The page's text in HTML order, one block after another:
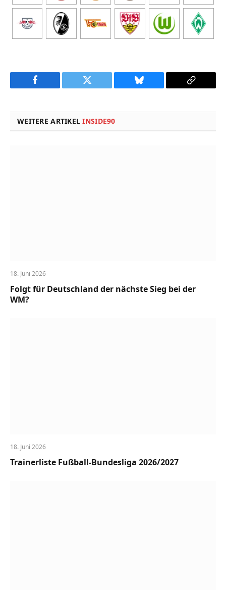
Facebook Twitter Bluesky
Copy
WEITERE ARTIKELINSIDE90
18. Juni 2026
Folgt für Deutschland der nächste Sieg bei der
WM?
18. Juni 2026
Trainerliste Fußball-Bundesliga 2026/2027